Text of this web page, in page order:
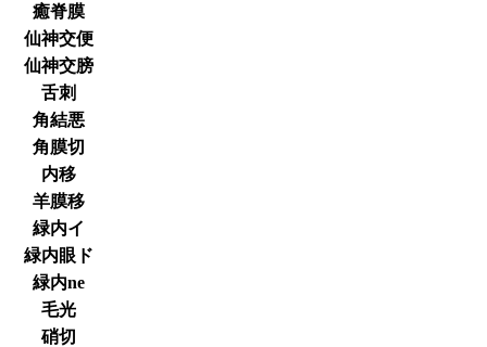
癒脊膜
仙神交便
仙神交膀
舌刺
角結悪
角膜切
内移
羊膜移
緑内イ
緑内眼ド
緑内ne
毛光
硝切